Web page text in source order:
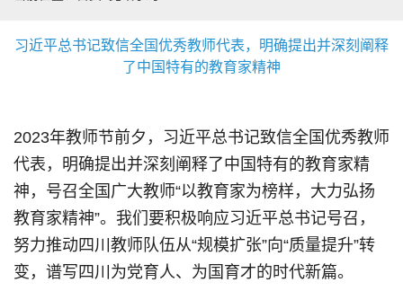
习近平总书记致信全国优秀教师代表，明确提出并深刻阐释
了中国特有的教育家精神
2023年教师节前夕，习近平总书记致信全国优秀教师
代表，明确提出并深刻阐释了中国特有的教育家精
神，号召全国广大教师“以教育家为榜样，大力弘扬
教育家精神”。我们要积极响应习近平总书记号召，
努力推动四川教师队伍从“规模扩张”向“质量提升”转
变，谱写四川为党育人、为国育才的时代新篇。